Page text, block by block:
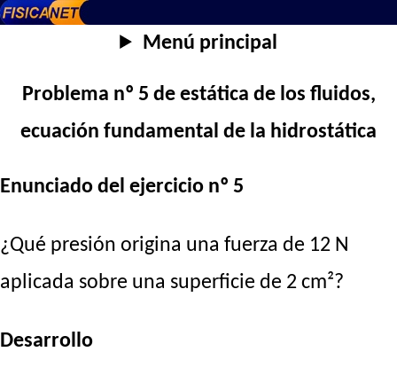
Menú principal
Problema nº 5 de estática de los fluidos,
ecuación fundamental de la hidrostática
Enunciado del ejercicio nº 5
¿Qué presión origina una fuerza de 12 N
aplicada sobre una superficie de 2 cm²?
Desarrollo